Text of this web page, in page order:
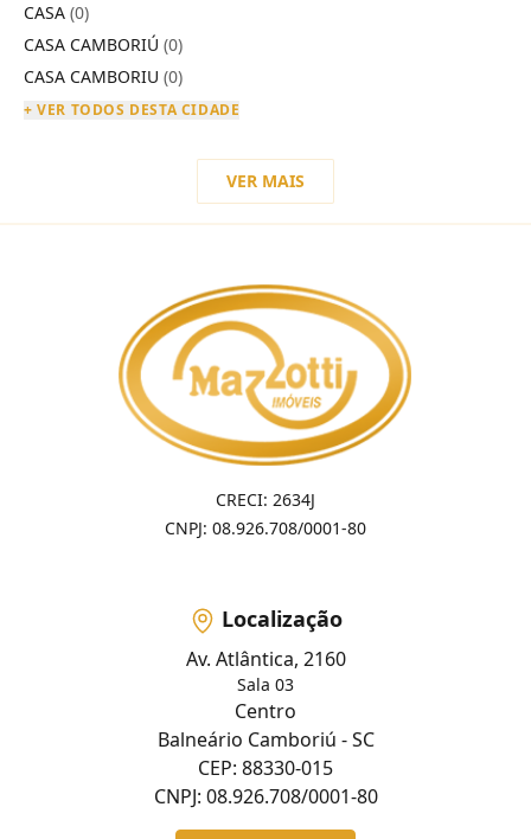
CASA (0)
CASA CAMBORIÚ (0)
CASA CAMBORIU (0)
+ VER TODOS DESTA CIDADE
VER MAIS
CRECI: 2634J
CNPJ: 08.926.708/0001-80
Localização
Av. Atlântica, 2160
Sala 03
Centro
Balneário Camboriú - SC
CEP: 88330-015
CNPJ: 08.926.708/0001-80